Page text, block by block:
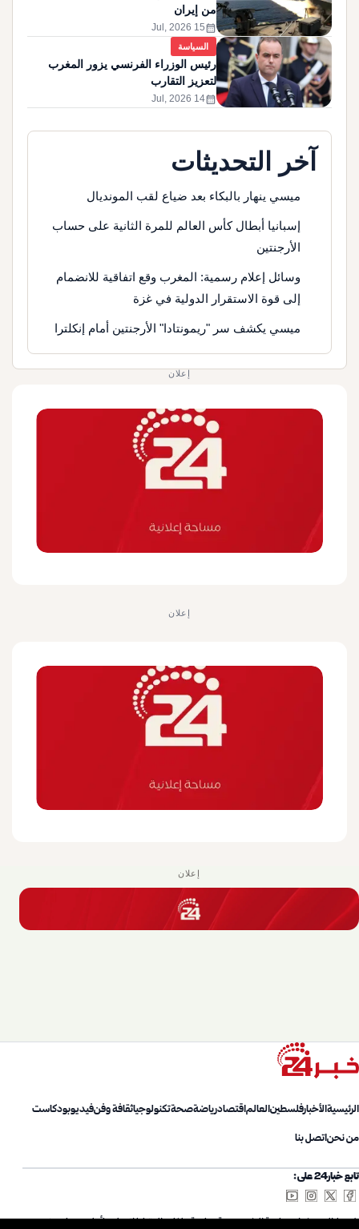
من إيران
calendar_month
15 Jul, 2026
السياسة
رئيس الوزراء الفرنسي يزور المغرب
لتعزيز التقارب
calendar_month
14 Jul, 2026
آخر التحديثات
ميسي ينهار بالبكاء بعد ضياع لقب المونديال
إسبانيا أبطال كأس العالم للمرة الثانية على حساب
الأرجنتين
وسائل إعلام رسمية: المغرب وقع اتفاقية للانضمام
إلى قوة الاستقرار الدولية في غزة
ميسي يكشف سر "ريمونتادا" الأرجنتين أمام إنكلترا
إعلان
إعلان
إعلان
الرئيسيةالأخبارفلسطينالعالماقتصادرياضةصحةتكنولوجياثقافة وفنفيديوبودكاست
من نحناتصل بنا
تابع خبار24 على:
شروط الاستخدامسياسة الخصوصيةسياسة ملفات الارتباطاتصل بناأعلن معنامن نحن